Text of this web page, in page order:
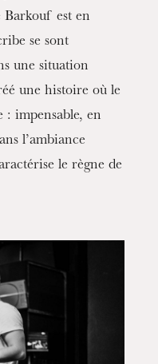
Barkouf est en
se sont
une situation
une histoire où le
: impensable, en
l’ambiance
le règne de